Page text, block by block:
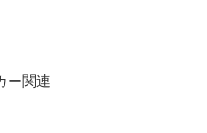
ー関連